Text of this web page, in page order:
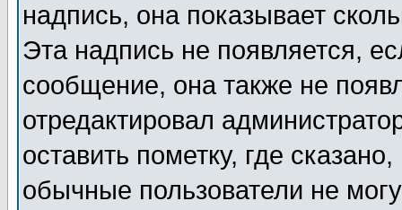
надпись, она показывает
Эта надпись не появляется,
сообщение, она также не
отредактировал
оставить пометку, где
обычные пользователи не